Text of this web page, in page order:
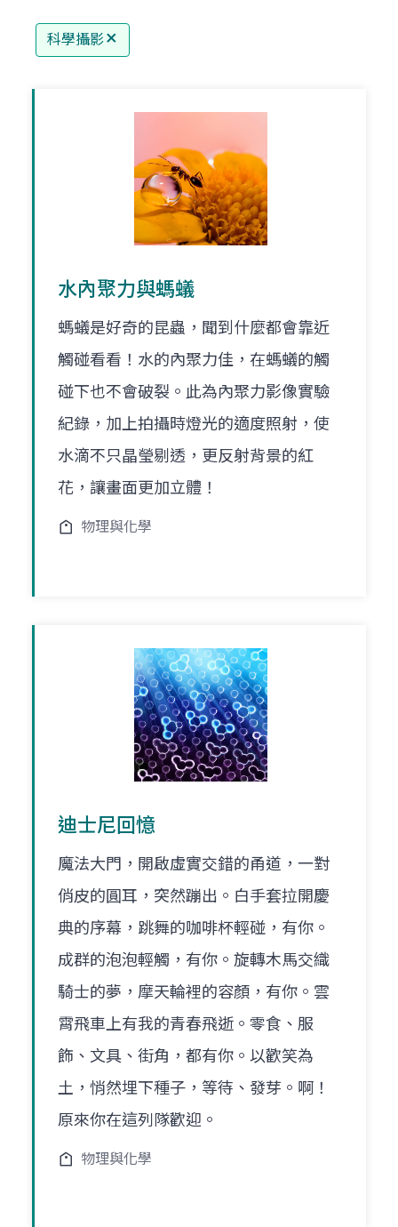
科學攝影
水內聚力與螞蟻
螞蟻是好奇的昆蟲，聞到什麼都會靠近
觸碰看看！水的內聚力佳，在螞蟻的觸
碰下也不會破裂。此為內聚力影像實驗
紀錄，加上拍攝時燈光的適度照射，使
水滴不只晶瑩剔透，更反射背景的紅
花，讓畫面更加立體！
物理與化學
迪士尼回憶
魔法大門，開啟虛實交錯的甬道，一對
俏皮的圓耳，突然蹦出。白手套拉開慶
典的序幕，跳舞的咖啡杯輕碰，有你。
成群的泡泡輕觸，有你。旋轉木馬交織
騎士的夢，摩天輪裡的容顏，有你。雲
霄飛車上有我的青春飛逝。零食、服
飾、文具、街角，都有你。以歡笑為
土，悄然埋下種子，等待、發芽。啊！
原來你在這列隊歡迎。
物理與化學